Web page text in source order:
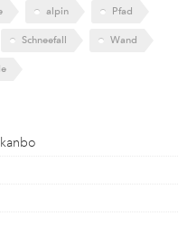
alpin Pfad
Schneefall Wand